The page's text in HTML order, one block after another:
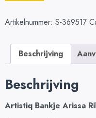
Artikelnummer: S-369517
Beschrijving
Beschrijving
Artistiq Bankje Arissa